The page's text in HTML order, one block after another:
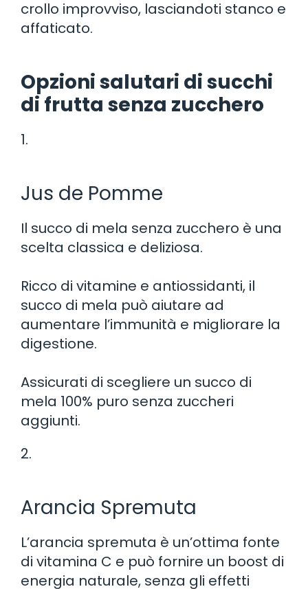
crollo improvviso, lasciandoti stanco e
affaticato.
Opzioni salutari di succhi
di frutta senza zucchero
1.
Jus de Pomme
Il succo di mela senza zucchero è una
scelta classica e deliziosa.
Ricco di vitamine e antiossidanti, il
succo di mela può aiutare ad
aumentare l’immunità e migliorare la
digestione.
Assicurati di scegliere un succo di
mela 100% puro senza zuccheri
aggiunti.
2.
Arancia Spremuta
L’arancia spremuta è un’ottima fonte
di vitamina C e può fornire un boost di
energia naturale, senza gli effetti